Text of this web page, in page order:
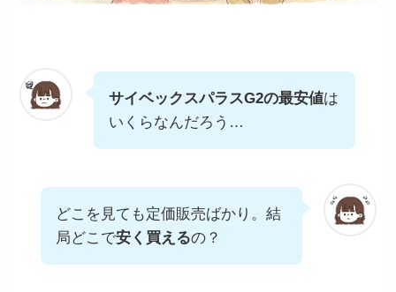
サイベックスパラスG2の最安値は
いくらなんだろう…
どこを見ても定価販売ばかり。結
局どこで安く買えるの？